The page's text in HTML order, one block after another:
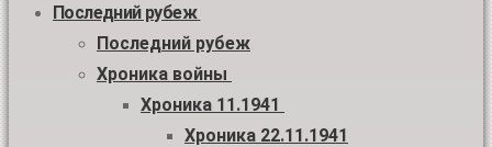
Последний рубеж
Последний рубеж
Хроника войны
Хроника 11.1941
Хроника 22.11.1941